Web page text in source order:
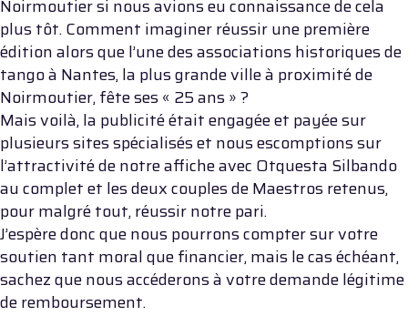
Noirmoutier si nous avions eu connaissance de cela
plus tôt. Comment imaginer réussir une première
édition alors que l’une des associations historiques de
tango à Nantes, la plus grande ville à proximité de
Noirmoutier, fête ses « 25 ans » ?
Mais voilà, la publicité était engagée et payée sur
plusieurs sites spécialisés et nous escomptions sur
l’attractivité de notre affiche avec Otquesta Silbando
au complet et les deux couples de Maestros retenus,
pour malgré tout, réussir notre pari.
J’espère donc que nous pourrons compter sur votre
soutien tant moral que financier, mais le cas échéant,
sachez que nous accéderons à votre demande légitime
de remboursement.